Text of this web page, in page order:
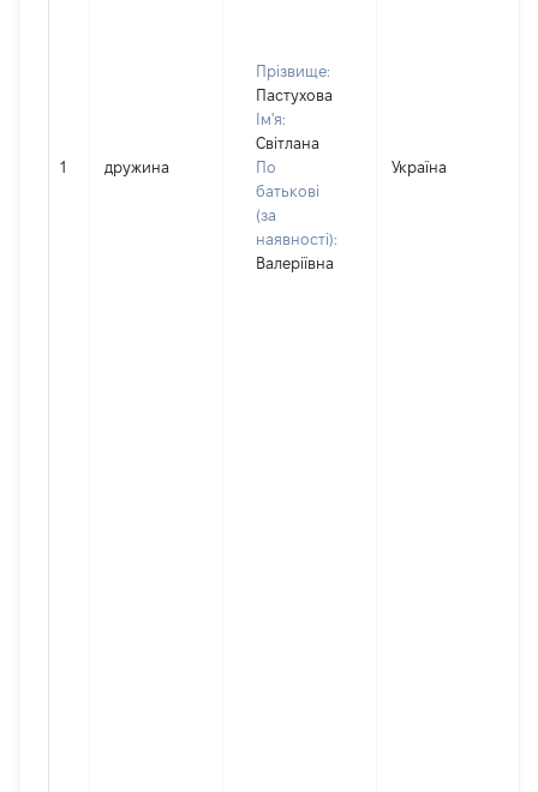
1 дружина
Прізвище:
Пастухова
Ім'я:
Світлана
По
батькові
(за
наявності):
Валеріївна
Україна